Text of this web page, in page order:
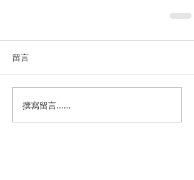
留言
撰寫留言......